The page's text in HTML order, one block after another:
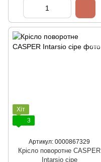
Хіт
3
Артикул: 0000867329
Крісло поворотне CASPER
Intarsio сіре